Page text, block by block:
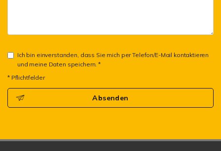
Ich bin einverstanden, dass Sie mich per Telefon/E-Mail kontaktieren
und meine Daten speichern. *
* Pflichtfelder
Absenden